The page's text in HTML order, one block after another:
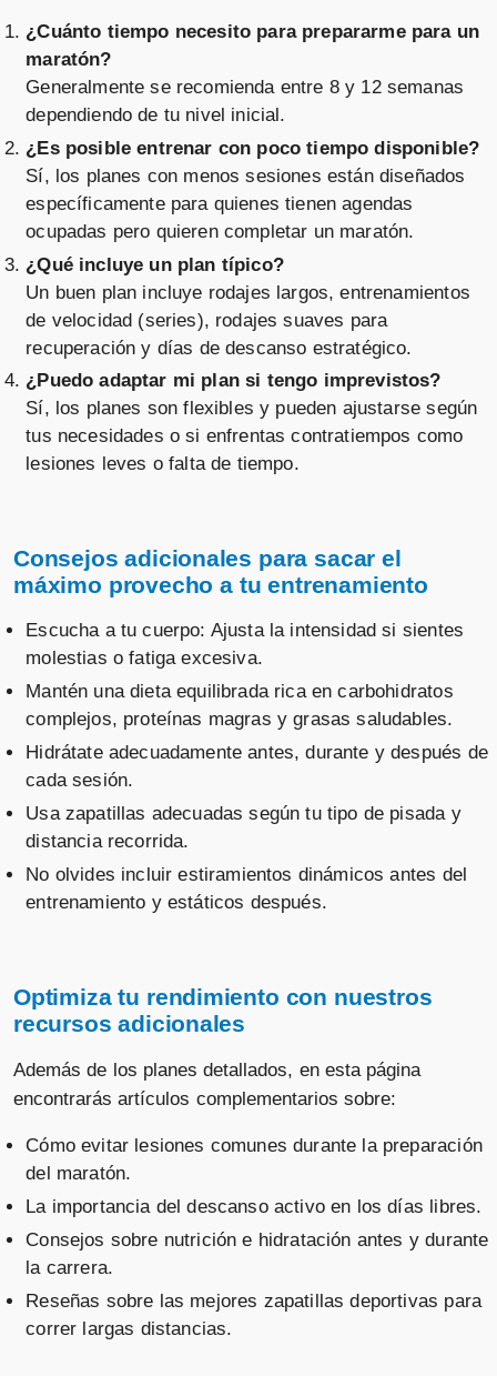
¿Cuánto tiempo necesito para prepararme para un
maratón?
Generalmente se recomienda entre 8 y 12 semanas
dependiendo de tu nivel inicial.
¿Es posible entrenar con poco tiempo disponible?
Sí, los planes con menos sesiones están diseñados
específicamente para quienes tienen agendas
ocupadas pero quieren completar un maratón.
¿Qué incluye un plan típico?
Un buen plan incluye rodajes largos, entrenamientos
de velocidad (series), rodajes suaves para
recuperación y días de descanso estratégico.
¿Puedo adaptar mi plan si tengo imprevistos?
Sí, los planes son flexibles y pueden ajustarse según
tus necesidades o si enfrentas contratiempos como
lesiones leves o falta de tiempo.
Consejos adicionales para sacar el
máximo provecho a tu entrenamiento
Escucha a tu cuerpo: Ajusta la intensidad si sientes
molestias o fatiga excesiva.
Mantén una dieta equilibrada rica en carbohidratos
complejos, proteínas magras y grasas saludables.
Hidrátate adecuadamente antes, durante y después de
cada sesión.
Usa zapatillas adecuadas según tu tipo de pisada y
distancia recorrida.
No olvides incluir estiramientos dinámicos antes del
entrenamiento y estáticos después.
Optimiza tu rendimiento con nuestros
recursos adicionales
Además de los planes detallados, en esta página
encontrarás artículos complementarios sobre:
Cómo evitar lesiones comunes durante la preparación
del maratón.
La importancia del descanso activo en los días libres.
Consejos sobre nutrición e hidratación antes y durante
la carrera.
Reseñas sobre las mejores zapatillas deportivas para
correr largas distancias.